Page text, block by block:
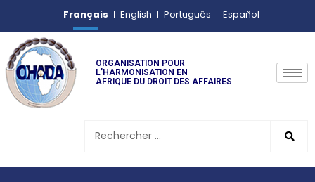
Français English Português Español
ORGANISATION POUR
L’HARMONISATION EN
AFRIQUE DU DROIT DES AFFAIRES